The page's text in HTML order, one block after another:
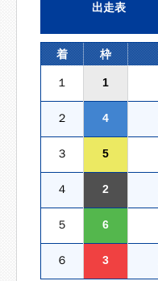
出走表
着 枠
１ 1
２ 4
３ 5
４ 2
５ 6
６ 3